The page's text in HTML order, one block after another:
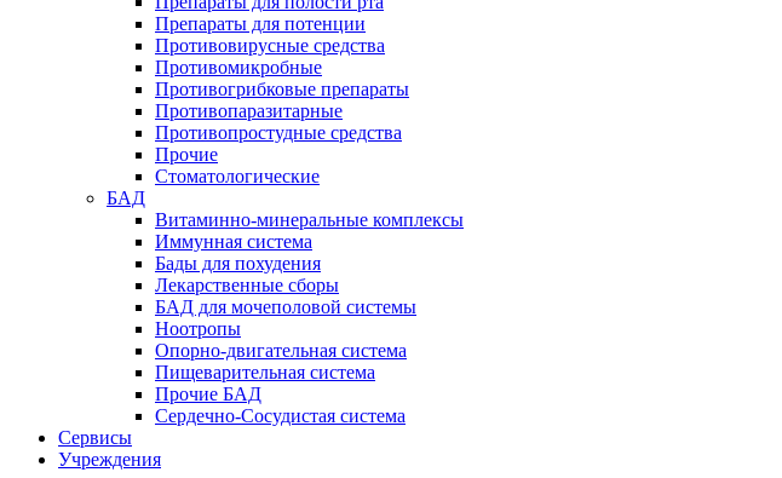
Препараты для потенции
Противовирусные средства
Противомикробные
Противогрибковые препараты
Противопаразитарные
Противопростудные средства
Прочие
Стоматологические
БАД
Витаминно-минеральные комплексы
Иммунная система
Бады для похудения
Лекарственные сборы
БАД для мочеполовой системы
Ноотропы
Опорно-двигательная система
Пищеварительная система
Прочие БАД
Сердечно-Сосудистая система
Сервисы
Учреждения